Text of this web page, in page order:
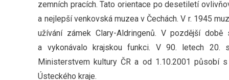
zemních pracích. Tato orientace po desetiletí
a nejlepší venkovská muzea v Čechách. V r. 1945
užívání zámek Clary-Aldringenů. V pozdější
a vykonávalo krajskou funkci. V 90. letech 20.
Ministerstvem kultury ČR a od 1.10.2001 působí
Ústeckého kraje.